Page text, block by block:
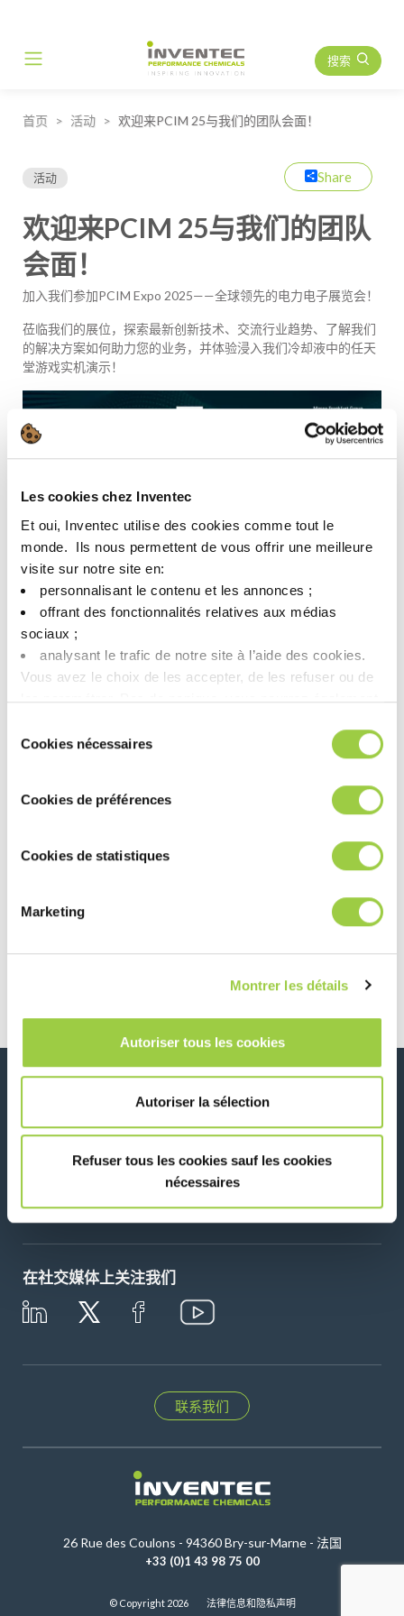
Les cookies chez Inventec
Et oui, Inventec utilise des cookies comme tout le
monde. ​ Ils nous permettent de vous offrir une meilleure
visite sur notre site en:​
personnalisant le contenu et les annonces ;​
offrant des fonctionnalités relatives aux médias
sociaux ; ​
analysant le trafic de notre site à l’aide des cookies.​
Vous avez le choix de les accepter, de les refuser ou de
les paramétrer.​ Pas de panique, vous pourrez également
cookies.​ ​ ​
duCookies nécessaires
Cookies de préférences
Cookies de statistiques
Marketing
Montrer les détails
Autoriser tous les cookies
Autoriser la sélection
Refuser tous les cookies sauf les cookies
nécessaires
Main Navigation 搜索
首页 活动 欢迎来PCIM 25与我们的团队会面！
活动 Share
欢迎来PCIM 25与我们的团队
会面！
加入我们参加PCIM Expo 2025——全球领先的电力电子展览会！
莅临我们的展位，探索最新创新技术、交流行业趋势、了解我们
的解决方案如何助力您的业务，并体验浸入我们冷却液中的任天
堂游戏实机演示！
特别提醒： 请将5月7日中午12:30标记在您的日程中，聆听我们
战略技术创新副总裁Anne-Marie Laügt女士的演讲——《铜表面
银烧结浆料低压辅助封装技术》！演讲结束后，她将为您解答更
深层次的技术问题！
Post navigation
Tech Tokyo 的法
与我们的时事通讯保持联系！
Please leave
在社交媒体上关注我们
联系我们
26 Rue des Coulons - 94360 Bry-sur-Marne - 法国
+33 (0)1 43 98 75 00
© Copyright 2026 法律信息和隐私声明